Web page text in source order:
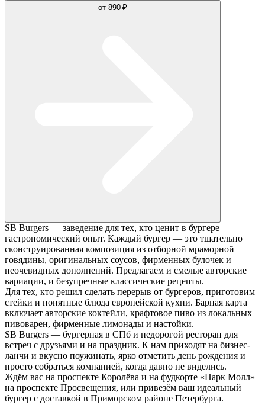
от 890 ₽
SB Burgers — заведение для тех, кто ценит в бургере
гастрономический опыт. Каждый бургер — это тщательно
сконструированная композиция из отборной мраморной
говядины, оригинальных соусов, фирменных булочек и
неочевидных дополнений. Предлагаем и смелые авторские
вариации, и безупречные классические рецепты.
Для тех, кто решил сделать перерыв от бургеров, приготовим
стейки и понятные блюда европейской кухни. Барная карта
включает авторские коктейли, крафтовое пиво из локальных
пивоварен, фирменные лимонады и настойки.
SB Burgers — бургерная в СПб и недорогой ресторан для
встреч с друзьями и на праздник. К нам приходят на бизнес-
ланчи и вкусно поужинать, ярко отметить день рождения и
просто собраться компанией, когда давно не виделись.
Ждём вас на проспекте Королёва и на фудкорте «Парк Молл»
на проспекте Просвещения, или привезём ваш идеальный
бургер с доставкой в Приморском районе Петербурга.